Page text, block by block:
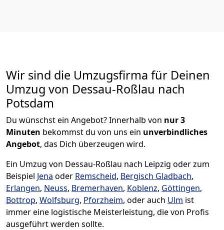
Wir sind die Umzugsfirma für Deinen
Umzug von Dessau-Roßlau nach
Potsdam
Du wünschst ein Angebot? Innerhalb von nur 3
Minuten bekommst du von uns ein unverbindliches
Angebot, das Dich überzeugen wird.
Ein Umzug von Dessau-Roßlau nach Leipzig oder zum
Beispiel Jena oder Remscheid, Bergisch Gladbach,
Erlangen, Neuss, Bremer­haven, Koblenz, Göttingen,
Bottrop, Wolfsburg, Pforzheim, oder auch Ulm ist
immer eine logistische Meisterleistung, die von Profis
ausgeführt werden sollte.